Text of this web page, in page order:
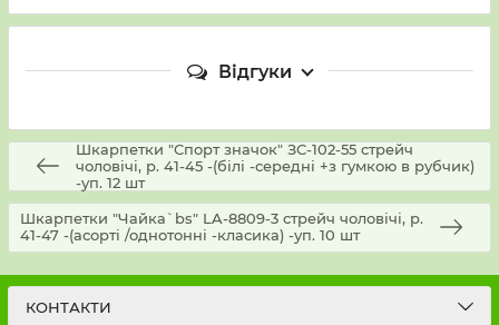
Відгуки
Шкарпетки "Спорт значок" ЗС-102-55 стрейч
чоловічі, р. 41-45 -(білі -середні +з гумкою в рубчик)
-уп. 12 шт
Шкарпетки "Чайка`bs" LA-8809-3 стрейч чоловічі, р.
41-47 -(асорті /однотонні -класика) -уп. 10 шт
КОНТАКТИ